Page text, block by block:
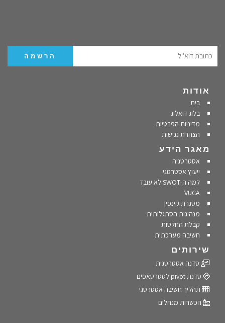
אודות
בית
בלוג דואלוג
מדיניות הפרטיות
הצהרת נגישות
מאגר הידע
אסטרטגיה
ייעוץ אסטרטגי
למה ה-SWOT לא עובד
VUCA
מסגרת קינפין
מנהיגות הסתגלותית
קבלת החלטות
חשיבה מערכתית
שירותים
סדנה אסטרטגית
סדנת pivot לסטרטאפים
תהליך חשיבה אסטרטגי
הכשרות מנהלים